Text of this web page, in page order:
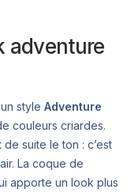
adventure
style Adventure
couleurs criardes.
suite le ton : c’est
La coque de
apporte un look plus